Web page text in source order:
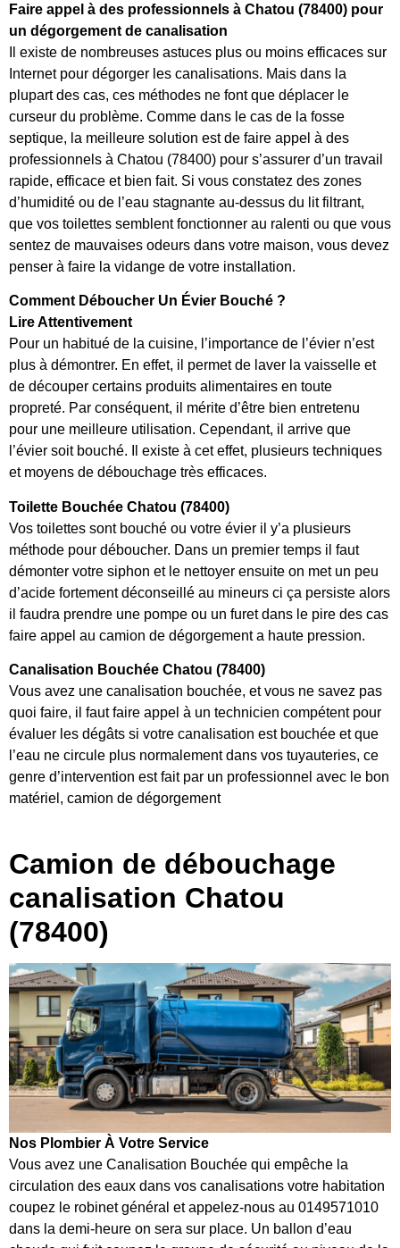
Faire appel à des professionnels à Chatou (78400) pour
un dégorgement de canalisation
Il existe de nombreuses astuces plus ou moins efficaces sur
Internet pour dégorger les canalisations. Mais dans la
plupart des cas, ces méthodes ne font que déplacer le
curseur du problème. Comme dans le cas de la fosse
septique, la meilleure solution est de faire appel à des
professionnels à Chatou (78400) pour s’assurer d’un travail
rapide, efficace et bien fait. Si vous constatez des zones
d’humidité ou de l’eau stagnante au-dessus du lit filtrant,
que vos toilettes semblent fonctionner au ralenti ou que vous
sentez de mauvaises odeurs dans votre maison, vous devez
penser à faire la vidange de votre installation.
Comment Déboucher Un Évier Bouché ?
Lire Attentivement
Pour un habitué de la cuisine, l’importance de l’évier n’est
plus à démontrer. En effet, il permet de laver la vaisselle et
de découper certains produits alimentaires en toute
propreté. Par conséquent, il mérite d’être bien entretenu
pour une meilleure utilisation. Cependant, il arrive que
l’évier soit bouché. Il existe à cet effet, plusieurs techniques
et moyens de débouchage très efficaces.
Toilette Bouchée Chatou (78400)
Vos toilettes sont bouché ou votre évier il y’a plusieurs
méthode pour déboucher. Dans un premier temps il faut
démonter votre siphon et le nettoyer ensuite on met un peu
d’acide fortement déconseillé au mineurs ci ça persiste alors
il faudra prendre une pompe ou un furet dans le pire des cas
faire appel au camion de dégorgement a haute pression.
Canalisation Bouchée Chatou (78400)
Vous avez une canalisation bouchée, et vous ne savez pas
quoi faire, il faut faire appel à un technicien compétent pour
évaluer les dégâts si votre canalisation est bouchée et que
l’eau ne circule plus normalement dans vos tuyauteries, ce
genre d’intervention est fait par un professionnel avec le bon
matériel, camion de dégorgement
Camion de débouchage
canalisation Chatou
(78400)
Nos Plombier À Votre Service
Vous avez une Canalisation Bouchée qui empêche la
circulation des eaux dans vos canalisations votre habitation
coupez le robinet général et appelez-nous au 0149571010
dans la demi-heure on sera sur place. Un ballon d’eau